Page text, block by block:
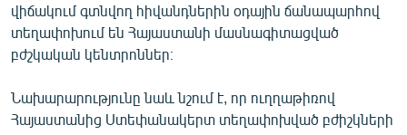
ՁԳՏԵԼՈՎ ԼԱՎԱԳՈՒՅՆԻՆ
ՓՈԴՔԱՍԹ
Հայերեն
վիճակում գտնվող հիվանդներին օդային ճանապարհով
տեղափոխում են Հայաստանի մասնագիտացված
բժշկական կենտրոններ։
Նախարարությունը նաև նշում է, որ ուղղաթիռով
Հայաստանից Ստեփանակերտ տեղափոխված բժիշկների